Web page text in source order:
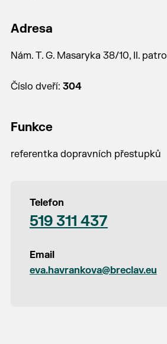
Adresa
Nám. T. G. Masaryka 38/10, II. patro
Číslo dveří: 304
Funkce
referentka dopravních přestupků
Telefon
519 311 437
Email
eva.havrankova@breclav.eu